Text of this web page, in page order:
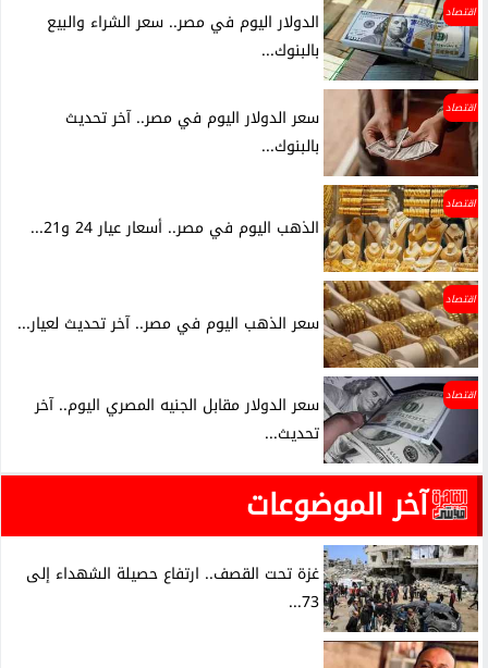
اقتصاد
الدولار اليوم في مصر.. سعر الشراء والبيع
بالبنوك...
اقتصاد
سعر الدولار اليوم في مصر.. آخر تحديث
بالبنوك...
اقتصاد
الذهب اليوم في مصر.. أسعار عيار 24 و21...
اقتصاد
سعر الذهب اليوم في مصر.. آخر تحديث لعيار...
اقتصاد
سعر الدولار مقابل الجنيه المصري اليوم.. آخر
تحديث...
آخر الموضوعات
غزة تحت القصف.. ارتفاع حصيلة الشهداء إلى
73...